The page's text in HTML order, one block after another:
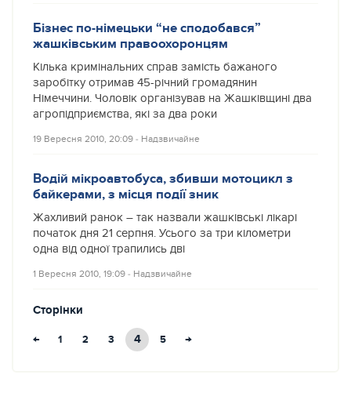
Бізнес по-німецьки “не сподобався”
жашківським правоохоронцям
Кілька кримінальних справ замість бажаного
заробітку отримав 45-річний громадянин
Німеччини. Чоловік організував на Жашківщині два
агропідприємства, які за два роки
19 Вересня 2010, 20:09 ‐ Надзвичайне
Водій мікроавтобуса, збивши мотоцикл з
байкерами, з місця події зник
Жахливий ранок – так назвали жашківські лікарі
початок дня 21 серпня. Усього за три кілометри
одна від одної трапились дві
1 Вересня 2010, 19:09 ‐ Надзвичайне
Сторінки
← 1 2 3 4 5 →